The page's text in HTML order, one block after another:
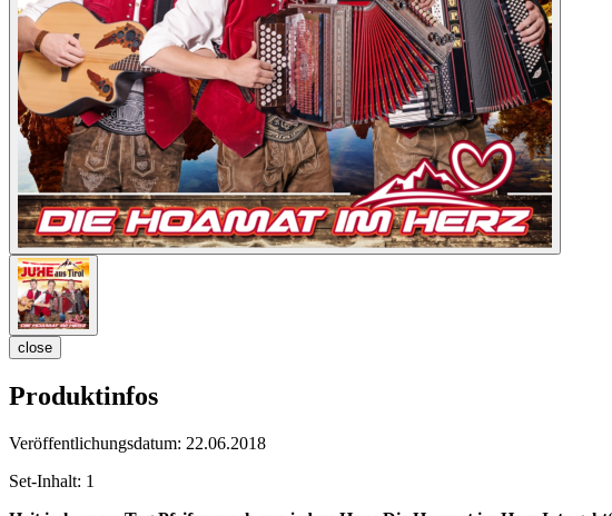
close
Produktinfos
Veröffentlichungsdatum: 22.06.2018
Set-Inhalt: 1